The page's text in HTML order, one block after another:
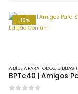
-10%
A BÍBLIA PARA TODOS, BÍBLIAS,